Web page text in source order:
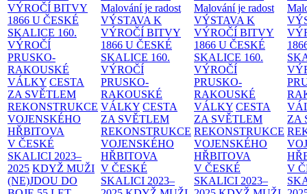
VÝROČÍ BITVY
1866 U ČESKÉ
SKALICE 160.
VÝROČÍ
PRUSKO-
RAKOUSKÉ
VÁLKY CESTA
ZA SVĚTLEM
REKONSTRUKCE
VOJENSKÉHO
HŘBITOVA
V ČESKÉ
SKALICI 2023–
2025 KDYŽ MUŽI
(NE)JDOU DO
Malování je radost
VÝSTAVA K
VÝROČÍ BITVY
1866 U ČESKÉ
SKALICE 160.
VÝROČÍ
PRUSKO-
RAKOUSKÉ
VÁLKY CESTA
ZA SVĚTLEM
REKONSTRUKCE
VOJENSKÉHO
HŘBITOVA
V ČESKÉ
SKALICI 2023–
Malování je radost
VÝSTAVA K
VÝROČÍ BITVY
1866 U ČESKÉ
SKALICE 160.
VÝROČÍ
PRUSKO-
RAKOUSKÉ
VÁLKY CESTA
ZA SVĚTLEM
REKONSTRUKCE
VOJENSKÉHO
HŘBITOVA
V ČESKÉ
SKALICI 2023–
ZA
V